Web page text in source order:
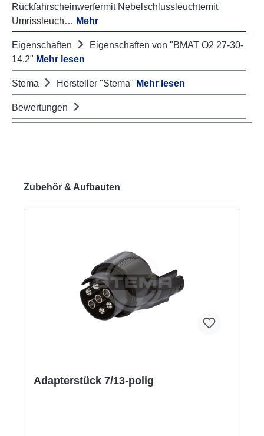
Rückfahrscheinwerfermit Nebelschlussleuchtemit
Umrissleuch… Mehr
Eigenschaften
Eigenschaften von "BMAT O2 27-30-
14.2" Mehr lesen
Stema Hersteller "Stema" Mehr lesen
Bewertungen
Produktgalerie überspringen
Zubehör & Aufbauten
Adapterstück 7/13-polig